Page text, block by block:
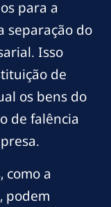
para a
separação do
Isso
de
os bens do
de falência
como a
podem